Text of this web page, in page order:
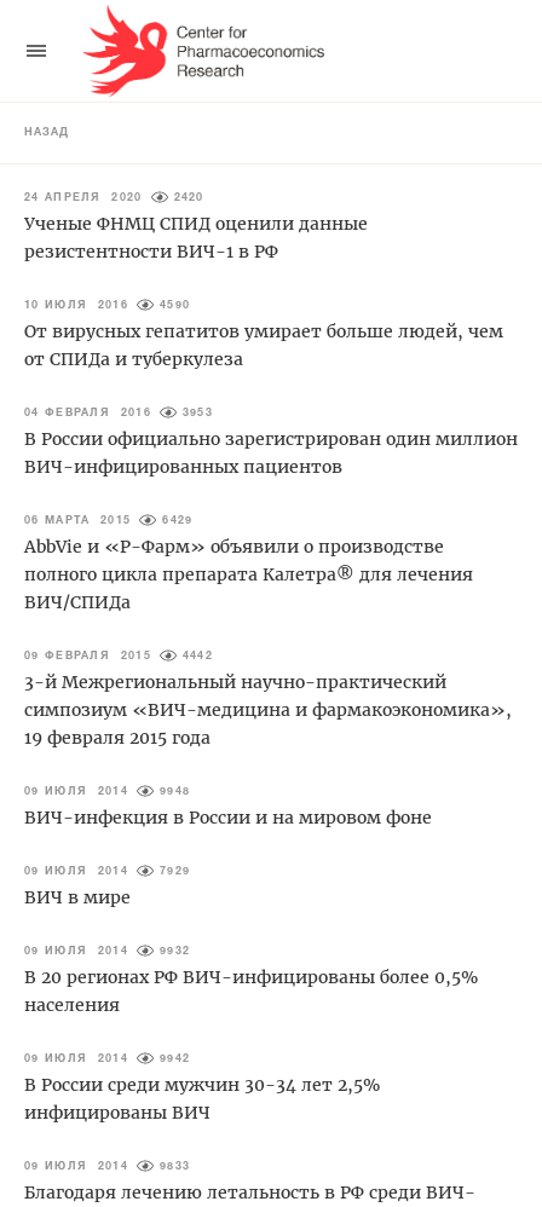
НАЗАД
24 АПРЕЛЯ 2020 2420
Ученые ФНМЦ СПИД оценили данные
резистентности ВИЧ-1 в РФ
10 ИЮЛЯ 2016 4590
От вирусных гепатитов умирает больше людей, чем
от СПИДа и туберкулеза
04 ФЕВРАЛЯ 2016 3953
В России официально зарегистрирован один миллион
ВИЧ-инфицированных пациентов
06 МАРТА 2015 6429
AbbVie и «Р-Фарм» объявили о производстве
полного цикла препарата Калетра® для лечения
ВИЧ/СПИДа
09 ФЕВРАЛЯ 2015 4442
3-й Межрегиональный научно-практический
симпозиум «ВИЧ-медицина и фармакоэкономика»,
19 февраля 2015 года
09 ИЮЛЯ 2014 9948
ВИЧ-инфекция в России и на мировом фоне
09 ИЮЛЯ 2014 7929
ВИЧ в мире
09 ИЮЛЯ 2014 9932
В 20 регионах РФ ВИЧ-инфицированы более 0,5%
населения
09 ИЮЛЯ 2014 9942
В России среди мужчин 30-34 лет 2,5%
инфицированы ВИЧ
09 ИЮЛЯ 2014 9833
Благодаря лечению летальность в РФ среди ВИЧ-